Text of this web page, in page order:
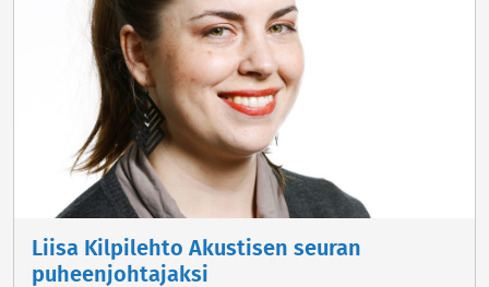
Liisa Kilpilehto Akustisen seuran
puheenjohtajaksi